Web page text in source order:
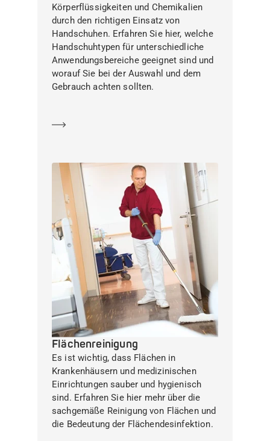
Körperflüssigkeiten und Chemikalien
durch den richtigen Einsatz von
Handschuhen. Erfahren Sie hier, welche
Handschuhtypen für unterschiedliche
Anwendungsbereiche geeignet sind und
worauf Sie bei der Auswahl und dem
Gebrauch achten sollten.
Flächenreinigung
Es ist wichtig, dass Flächen in
Krankenhäusern und medizinischen
Einrichtungen sauber und hygienisch
sind. Erfahren Sie hier mehr über die
sachgemäße Reinigung von Flächen und
die Bedeutung der Flächendesinfektion.